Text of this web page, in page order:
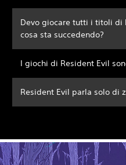
Devo giocare tutti i titoli di
cosa sta succedendo?
I giochi di Resident Evil
Resident Evil parla solo di